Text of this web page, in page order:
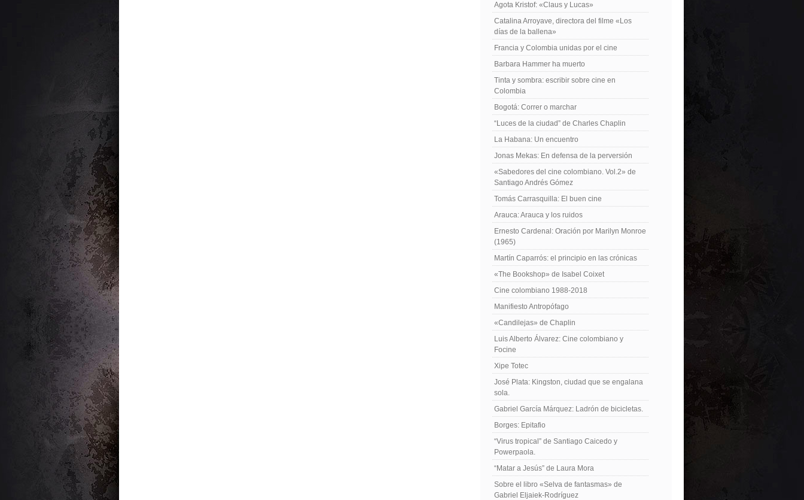
Agota Kristof: «Claus y Lucas»
Catalina Arroyave, directora del filme «Los
días de la ballena»
Francia y Colombia unidas por el cine
Barbara Hammer ha muerto
Tinta y sombra: escribir sobre cine en
Colombia
Bogotá: Correr o marchar
“Luces de la ciudad” de Charles Chaplin
La Habana: Un encuentro
Jonas Mekas: En defensa de la perversión
«Sabedores del cine colombiano. Vol.2» de
Santiago Andrés Gómez
Tomás Carrasquilla: El buen cine
Arauca: Arauca y los ruidos
Ernesto Cardenal: Oración por Marilyn Monroe
(1965)
Martín Caparrós: el principio en las crónicas
«The Bookshop» de Isabel Coixet
Cine colombiano 1988-2018
Manifiesto Antropófago
«Candilejas» de Chaplin
Luis Alberto Álvarez: Cine colombiano y
Focine
Xipe Totec
José Plata: Kingston, ciudad que se engalana
sola.
Gabriel García Márquez: Ladrón de bicicletas.
Borges: Epitafio
“Virus tropical” de Santiago Caicedo y
Powerpaola.
“Matar a Jesús” de Laura Mora
Sobre el libro «Selva de fantasmas» de
Gabriel Eljaiek-Rodríguez